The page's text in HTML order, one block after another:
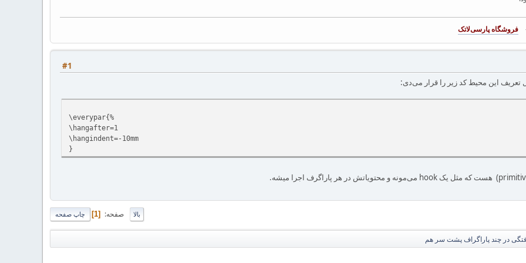
فروشگاه پارسی‌لاتک‎
#1
این محیط کد زیر را قرار می‌دی:
\everypar{%
\hangafter=1
\hangindent=-10mm
}
چاپ صفحه بالا صفحه 1
در چند پاراگراف پشت سر هم